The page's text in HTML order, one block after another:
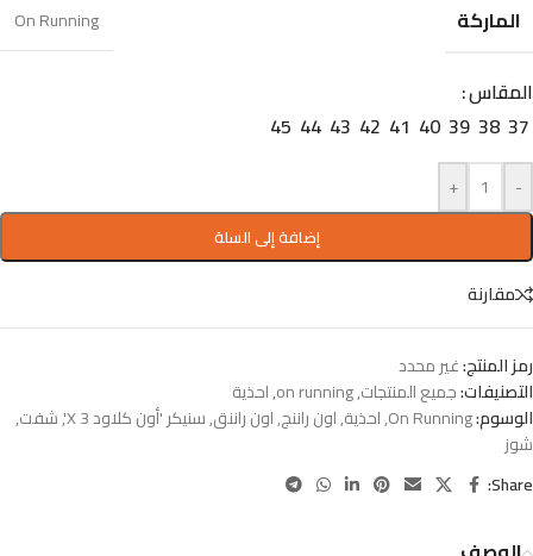
الماركة On Running
المقاس
37
38
39
40
41
42
43
44
45
-
+
إضافة إلى السلة
مقارنة
رمز المنتج:غير محدد
التصنيفات:جميع المنتجات,
on running
,احذية
الوسوم:On Running
,احذية,اون راننج,اون راننق,سنيكر 'أون كلاود X 3' ,شفت,
شوز
Share: